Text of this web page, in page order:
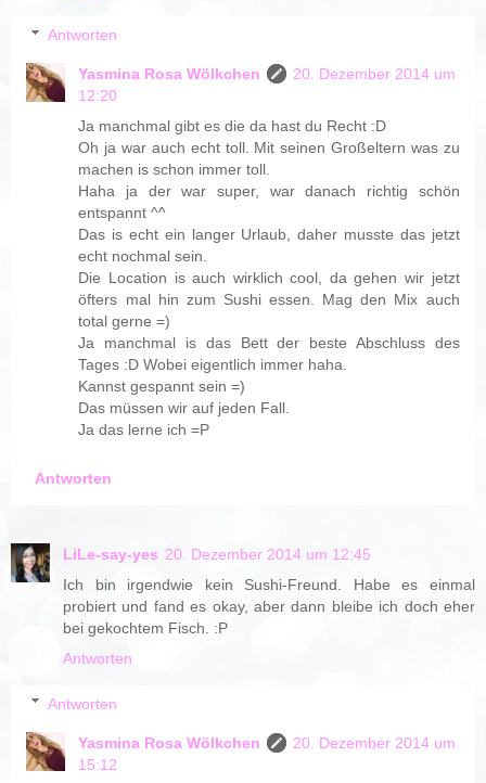
Antworten
Yasmina Rosa Wölkchen
20. Dezember 2014 um
12:20
Ja manchmal gibt es die da hast du Recht :D
Oh ja war auch echt toll. Mit seinen Großeltern was zu
machen is schon immer toll.
Haha ja der war super, war danach richtig schön
entspannt ^^
Das is echt ein langer Urlaub, daher musste das jetzt
echt nochmal sein.
Die Location is auch wirklich cool, da gehen wir jetzt
öfters mal hin zum Sushi essen. Mag den Mix auch
total gerne =)
Ja manchmal is das Bett der beste Abschluss des
Tages :D Wobei eigentlich immer haha.
Kannst gespannt sein =)
Das müssen wir auf jeden Fall.
Ja das lerne ich =P
Antworten
LiLe-say-yes 20. Dezember 2014 um 12:45
Ich bin irgendwie kein Sushi-Freund. Habe es einmal
probiert und fand es okay, aber dann bleibe ich doch eher
bei gekochtem Fisch. :P
Antworten
Antworten
Yasmina Rosa Wölkchen
20. Dezember 2014 um
15:12